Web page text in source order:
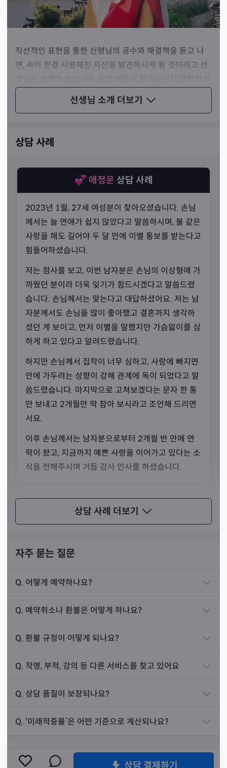
선생님 소개 더보기
직선적인 표현을 통한 신령님의 공수와 해결책을 듣고 나
면, 속이 한결 시원해진 자신을 발견하시게 될 것이라고 선
짚어드릴 수 있다고 하셨죠.
목소리만으로도 느껴지는 기운
“이제 저만 찾아오시게 될 겁니다.”
선생님께서는 목소리만으로도 손님의 기운을 느끼고 길흉
화복을 분별할 수 있다고 말씀하셨습니다. 거짓 없이 진실
한 공수만을 드리고, 해결책까지 받아 가실 수 있다는 것이
신점의 장점이라고 하셨어요.
슴 깊이 새기고 옳은 공수만을 전하도록 열성을 다하고 있
지 마시고 자신만 찾아오면 될 수 있게 만들어 드리겠다고
상담 사례 더보기
상담 사례
애정운 상담 사례
2023년 1월, 27세 여성분이 찾아오셨습니다. 손님
께서는 늘 연애가 쉽지 않았다고 말씀하시며, 불 같은
사랑을 해도 길어야 두 달 만에 이별 통보를 받는다고
힘들어하셨습니다.
저는 점사를 보고, 이번 남자분은 손님의 이상형에 가
까웠던 분이라 더욱 잊기가 힘드시겠다고 말씀드렸
습니다. 손님께서는 맞는다고 대답하셨어요. 저는 남
자분께서도 손님을 많이 좋아했고 결혼까지 생각하
셨던 게 보이고, 먼저 이별을 말했지만 가슴앓이를 심
하게 하고 있다고 알려드렸습니다.
하지만 손님께서 집착이 너무 심하고, 사랑에 빠지면
안에 가두려는 성향이 강해 관계에 독이 되었다고 말
씀드렸습니다. 마지막으로 고쳐보겠다는 문자 한 통
만 보내고 2개월만 딱 참아 보시라고 조언해 드리면
서요.
이후 손님께서는 남자분으로부터 2개월 반 만에 연
락이 왔고, 지금까지 예쁜 사랑을 이어가고 있다는 소
식을 전해주시며 거듭 감사 인사를 하셨습니다.
재물운상담 사례
께서는 직장생활에 적응하는 게 너무 힘들어 일을 자
벌고 싶은 마음에 주식 투자를 무리하게 하다가 큰 빚
드렸습니다. 또한 손님께 돈이 없지 않을 것으로 보여
고 반문하셨습니다. 저는 딱 2개월만 참아보시라고
이후 손님으로부터 연락이 왔는데, 신령님 공수대로
들어오고 있다고 말씀하셨습니다. 지금도 열심히 일
자주 묻는 질문
Q. 어떻게 예약하나요?
Q. 예약취소나 환불은 어떻게 하나요?
Q. 환불 규정이 어떻게 되나요?
Q. 작명, 부적, 강의 등 다른 서비스를 찾고 있어요
Q. 상담 품질이 보장되나요?
Q. ‘미래적중률’은 어떤 기준으로 계산되나요?
상담 결제하기